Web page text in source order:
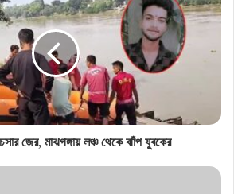
জের, মাঝগঙ্গায় লঞ্চ থেকে ঝাঁপ যুবকের